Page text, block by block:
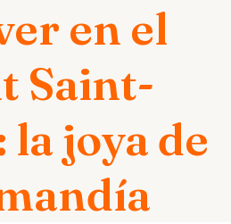
en el
Saint-
joya de